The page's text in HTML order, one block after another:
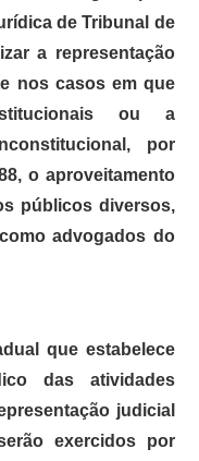
de Tribunal de
a representação
nos casos em que
ou a
por
o aproveitamento
públicos diversos,
advogados do
que estabelece
das atividades
judicial
exercidos por